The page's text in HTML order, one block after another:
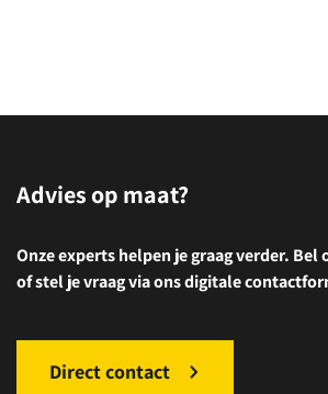
Advies op maat?
Onze experts helpen je graag verder. Bel
of stel je vraag via ons digitale
Direct contact